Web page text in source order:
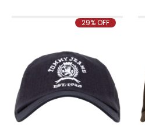
29% OFF